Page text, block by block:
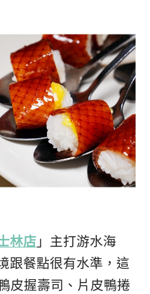
林店 」主打游水海
跟餐點很有水準，這
皮握壽司、片皮鴨捲